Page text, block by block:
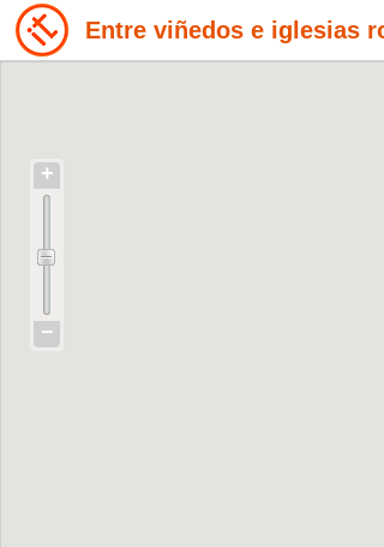
Entre viñedos e iglesias
+
−